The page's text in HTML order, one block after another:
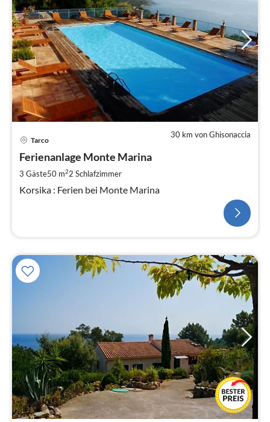
30 km von Ghisonaccia
Tarco
Ferienanlage Monte Marina
3 Gäste50 m22 Schlafzimmer
Korsika : Ferien bei Monte Marina